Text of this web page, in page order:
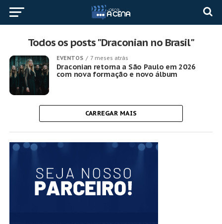
Todos os posts "Draconian no Brasil"
EVENTOS 7 meses atrás
Draconian retorna a São Paulo em 2026
com nova formação e novo álbum
CARREGAR MAIS